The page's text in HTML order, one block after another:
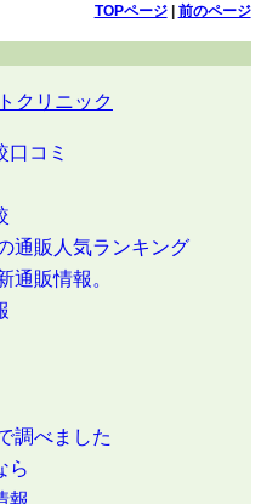
TOPページ| 前のページ
口コミ
通販人気ランキング
通販情報。
調べました
ら
。